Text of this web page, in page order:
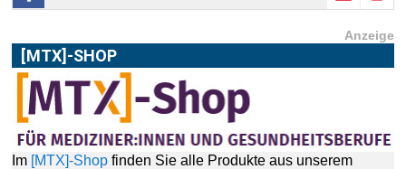
Anzeige
[MTX]-SHOP
Im [MTX]-Shop finden Sie alle Produkte aus unserem